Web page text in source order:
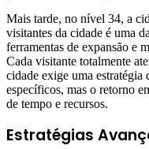
Mais tarde, no nível 34, a
visitantes da cidade é uma
ferramentas de expansão e
Cada visitante totalmente
cidade exige uma
específicos, mas o retorno
de tempo e recursos.
Estratégias